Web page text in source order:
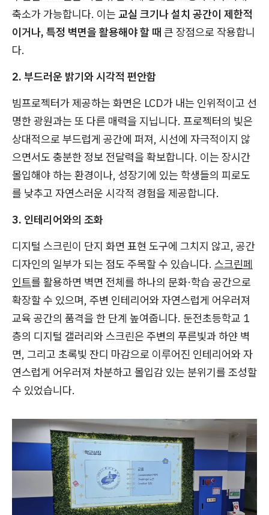
축소가 가능합니다. 이는 교실 크기나 설치 공간이 제한적
이거나, 특정 벽면을 활용해야 할 때 큰 장점으로 작용합니
다.
2. 부드러운 밝기와 시각적 편안함
빔프로젝터가 제공하는 화면은 LCD가 내는 인위적이고 선
명한 광원과는 또 다른 매력을 지닙니다. 프로젝터의 빛은
상대적으로 부드럽게 공간에 퍼져, 시선에 자극적이지 않
으면서도 충분한 정보 전달력을 확보합니다. 이는 장시간
몰입해야 하는 환경이나, 성장기에 있는 학생들의 피로도
를 낮추고 자연스러운 시각적 경험을 제공합니다.
3. 인테리어와의 조화
디지털 스크린이 단지 화면 표현 도구에 그치지 않고, 공간
디자인의 일부가 되는 점도 주목할 수 있습니다. 스크린페
인트를 활용하면 벽면 전체를 하나의 문화·학습 공간으로
확장할 수 있으며, 주변 인테리어와 자연스럽게 어우러져
교육 공간의 품격을 한 단계 높여줍니다. 둔전초등학교 1
층의 디지털 갤러리와 스크린은 주변의 푸른빛과 하얀 벽
면, 그리고 초록빛 잔디 마감으로 이루어진 인테리어와 자
연스럽게 어우러져 차분하고 몰입감 있는 분위기를 조성할
수 있었습니다.